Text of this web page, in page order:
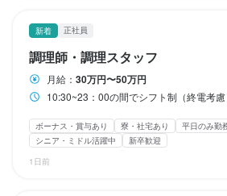
新着 正社員
調理師・調理スタッフ
月給： 30万円〜50万円
10:30~23：00の間でシフト制（終電考慮） ＊実働8〜10時間 ＊休憩あり（2〜3時間）・時間応相談 ＊徒歩・自転
ボーナス・賞与あり 寮・社宅あり
平日のみ勤
シニア・ミドル活躍中
新卒歓迎
1日前
終電考慮あり 長期勤務歓迎
シフト制
自由シ
休日・休暇
月8日休み
夏期・冬期休暇あり
休日・休暇
月8日休み
夏期・冬期休暇あり
その他休暇相談
日曜定休 月8日以上休みあり 平日のみ勤務OK(土日
産休・育休制度あり
休日・休暇
月8日休み
夏期・冬期休暇あり
日曜定休 月8日以上休みあり 平日のみ勤務OK(土日
特別休暇あり
休日・休暇
月8日休み
夏期・冬期休暇あり
日曜定休 月8日以上休みあり 平日のみ勤務OK(土日
産休・育休制度あり
休日・休暇
月8日休み
夏期・冬期休暇あり
産休・育休制度あり
夏季休暇あり 年末年始休暇あ
特別休暇あり
休日・休暇
月8日休み
夏期・冬期休暇あり
その他休暇相談
日曜定休 月8日以上休みあり 平日のみ勤務OK(土日
産休・育休制度あり
夏季休暇あり
勤務時間
10：30〜14：30
17：30～22：30の間でシフト制（終電
＊実働シフトによる
＊休憩あり（2〜3時間）・時間応相談
※別のスタッフインタビューや職場の雰囲
信しています。
株式会社辻田ファームインスタグラム
m/tfarm_0606/
勤務時間
信しています。
株式会社辻田ファームインスタグラム
m/tfarm_0606/
勤務時間
10：30〜14:30